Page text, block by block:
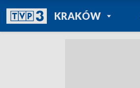
KRAKÓWPOWRÓT DO
TVP REGIONY